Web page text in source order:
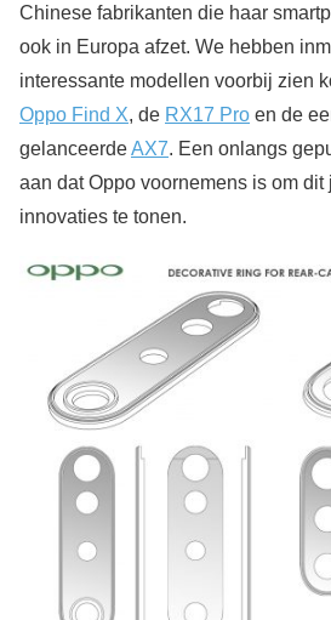
Chinese fabrikanten die haar
ook in Europa afzet. We hebben
interessante modellen voorbij zien
Oppo Find X, de RX17 Pro en de
gelanceerdeAX7. Een onlangs
aan dat Oppo voornemens is om dit
innovaties te tonen.